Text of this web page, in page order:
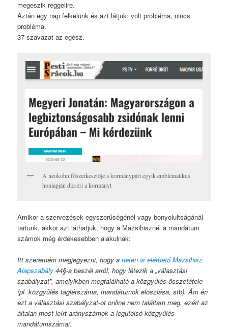
megeszik reggelire.
Aztán egy nap felkelünk és azt látjuk: volt probléma, nincs
probléma.
37 szavazat az egész.
A neokohn főszerkesztője a kormánypárt egyik emblematikus
honlapján dicséri a kormányt
Amikor a szervezések egyszerűségénél vagy bonyolultságánál
tartunk, akkor azt láthatjuk, hogy a Mazsihisznél a mandátum
számok még érdekesebben alakulnak:
Itt szeretném megjegyezni, hogy aneten is elérhető Mazsihisz
Alapszabály 44§-a beszél arról, hogy létezik a „választási
szabályzat”, amelyikben megtalálható a közgyűlés összetétele
(pl. közgyűlés taglétszáma, mandátumok eloszlása, stb). Ám én
ezt a választási szabályzat-ot online nem találtam meg, ezért az
általan most leírt arányszámok a legutolsó közgyűlés
mandátumszámai.